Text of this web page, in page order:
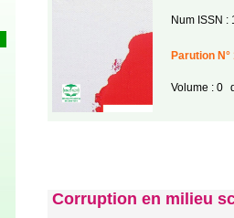
Num ISSN :
Parution N°
Volume : 0
Corruption en milieu